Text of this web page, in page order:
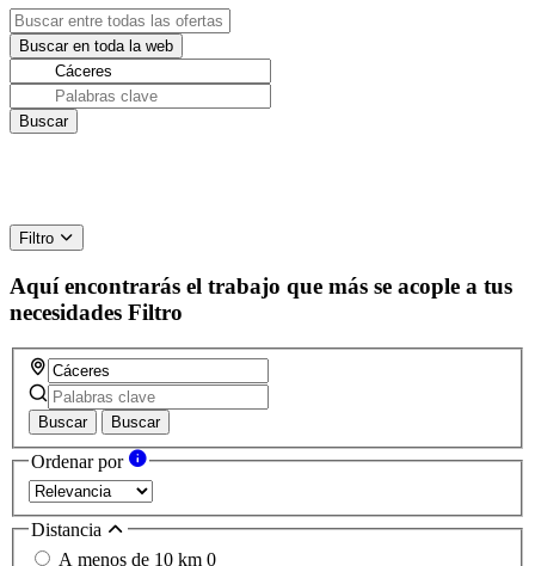
Filtro
Aquí encontrarás el trabajo que más se acople a tus
necesidades Filtro
Buscar Buscar
Ordenar por
Distancia
A menos de 10 km 0